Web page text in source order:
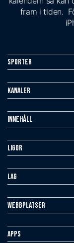
fram i tiden.
Sporter
Kanaler
Innehåll
Ligor
Lag
Webbplatser
Apps